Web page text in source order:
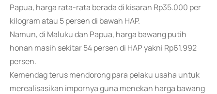
Papua, harga rata-rata berada di kisaran Rp35.000 per
kilogram atau 5 persen di bawah HAP.
Namun, di Maluku dan Papua, harga bawang putih
honan masih sekitar 54 persen di HAP yakni Rp61.992
persen.
Kemendag terus mendorong para pelaku usaha untuk
merealisasikan impornya guna menekan harga bawang